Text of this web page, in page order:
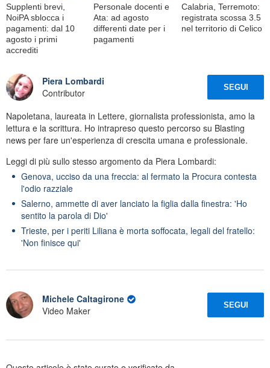
Supplenti brevi,
NoiPA sblocca i
pagamenti: dal 10
agosto i primi
accrediti
Personale docenti e
Ata: ad agosto
differenti date per i
pagamenti
Calabria, Terremoto:
registrata scossa 3.5
nel territorio di Celico
Piera Lombardi
Contributor
SEGUI
Napoletana, laureata in Lettere, giornalista professionista, amo la
lettura e la scrittura. Ho intrapreso questo percorso su Blasting
news per fare un'esperienza di crescita umana e professionale.
Leggi di più sullo stesso argomento da Piera Lombardi:
Genova, ucciso da una freccia: al fermato la Procura contesta
l'odio razziale
Salerno, ammette di aver lanciato la figlia dalla finestra: 'Ho
sentito la parola di Dio'
Trieste, per i periti Liliana è morta soffocata, legali del fratello:
'Non finisce qui'
Michele Caltagirone
Video Maker
SEGUI